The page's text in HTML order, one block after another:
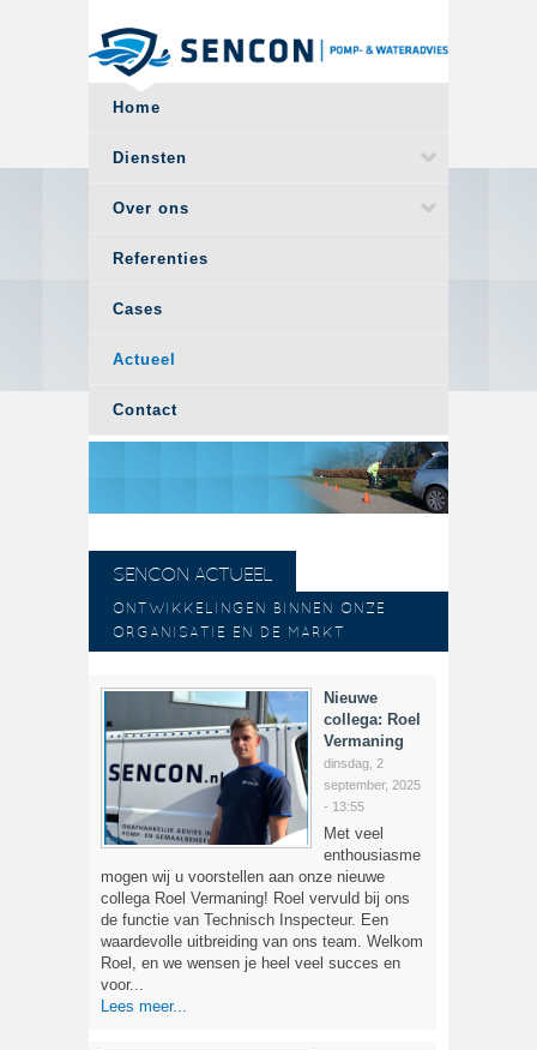
Home
Diensten
Over ons
Referenties
Cases
Actueel
Contact
SENCON ACTUEEL
ONTWIKKELINGEN BINNEN ONZE
ORGANISATIE EN DE MARKT
Nieuwe
collega: Roel
Vermaning
dinsdag, 2
september, 2025
- 13:55
Met veel
enthousiasme
mogen wij u voorstellen aan onze nieuwe
collega Roel Vermaning! Roel vervuld bij ons
de functie van Technisch Inspecteur. Een
waardevolle uitbreiding van ons team. Welkom
Roel, en we wensen je heel veel succes en
voor...
Lees meer...